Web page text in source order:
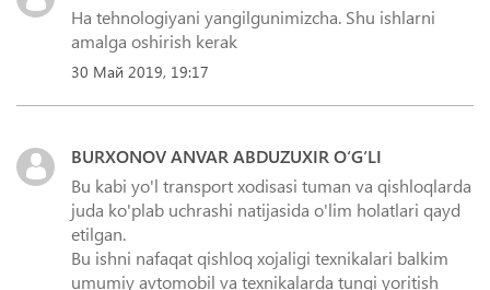
Ha tehnologiyani yangilgunimizcha. Shu ishlarni
amalga oshirish kerak
30 Май 2019, 19:17
BURXONOV ANVAR ABDUZUXIR O‘G‘LI
Bu kabi yo'l transport xodisasi tuman va qishloqlarda
juda ko'plab uchrashi natijasida o'lim holatlari qayd
etilgan.
Bu ishni nafaqat qishloq xojaligi texnikalari balkim
umumiy avtomobil va texnikalarda tungi yoritish